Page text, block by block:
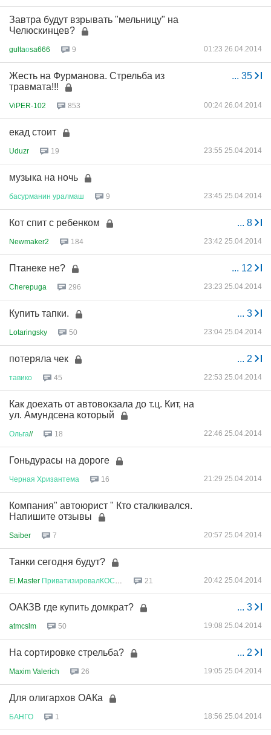
Завтра будут взрывать "мельницу" на
Челюскинцев?
gultaоsa666 9 01:23 26.04.2014
... 35
Жесть на Фурманова. Стрельба из
травмата!!!
ViPER-102 853 00:24 26.04.2014
екад стоит
Uduzr 19 23:55 25.04.2014
музыка на ночь
басурманин уралмаш 9 23:45 25.04.2014
... 8
Кот спит с ребенком
Newmaker2 184 23:42 25.04.2014
... 12
Птанеке не?
Cherepuga 296 23:23 25.04.2014
... 3
Купить тапки.
Lotaringsky 50 23:04 25.04.2014
... 2
потеряла чек
тавико 45 22:53 25.04.2014
Как доехать от автовокзала до т.ц. Кит, на
ул. Амундсена который
Ольга// 18 22:46 25.04.2014
Гоньдурасы на дороге
Черная Хризантема 16 21:29 25.04.2014
Компания" автоюрист " Кто сталкивался.
Напишите отзывы
Saiber 7 20:57 25.04.2014
Танки сегодня будут?
El.Master ПриватизировалКОСМОС 21 20:42 25.04.2014
... 3
ОАКЗВ где купить домкрат?
atmcslm 50 19:08 25.04.2014
... 2
На сортировке стрельба?
Maxim Valerich 26 19:05 25.04.2014
Для олигархов ОАКа
БАНГО 1 18:56 25.04.2014